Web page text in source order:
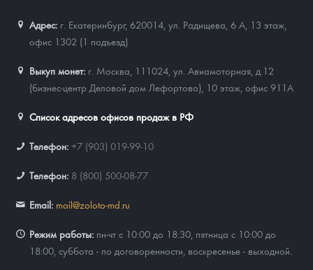
Адрес: г. Екатеринбург, 620014 ул. Радищева, 6 А, 13 этаж,
офис 1302 (1 подъезд)
Выкуп монет: г. Москва, 111024, ул. Авиамоторная, д.12
(бизнес-центр Деловой дом Лефортово), 10 этаж, офис 911А
Список адресов офисов продаж в РФ
Телефон: +7 (903) 019-99-10
Телефон: 8 (800) 500-08-77
Email: mail@zoloto-md.ru
Режим работы: пн-чт с 10:00 до 18:30, пятница с 10:00 до
18:00, суббота - по договоренности, воскресенье - выходной.